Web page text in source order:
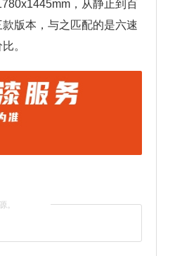
，从静止到百
版本，与之匹配的是六速
。
。